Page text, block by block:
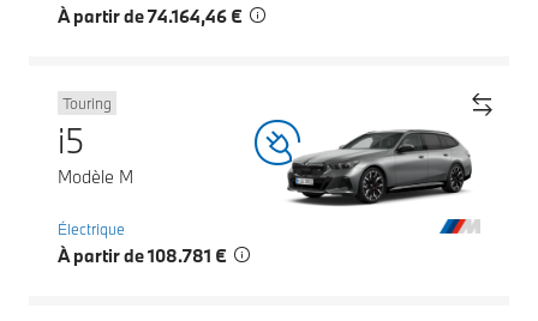
À partir de 74.164,46 €
Touring
i5
Modèle M
Électrique
À partir de 108.781 €